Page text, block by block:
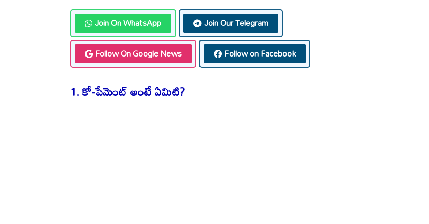
Join On WhatsApp
Join Our Telegram
Follow On Google News
Follow on Facebook
1.కో-పేమెంట్ అంటే ఏమిటి?